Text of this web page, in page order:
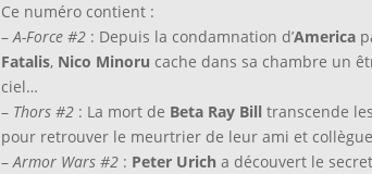
Ce numéro contient :
–A-Force #2: Depuis la condamnation d’America
Fatalis, Nico Minoru cache dans sa chambre un
ciel…
– Thors #2: La mort de Beta Ray Bill transcende
pour retrouver le meurtrier de leur ami et
–Armor Wars #2: Peter Urich a découvert le